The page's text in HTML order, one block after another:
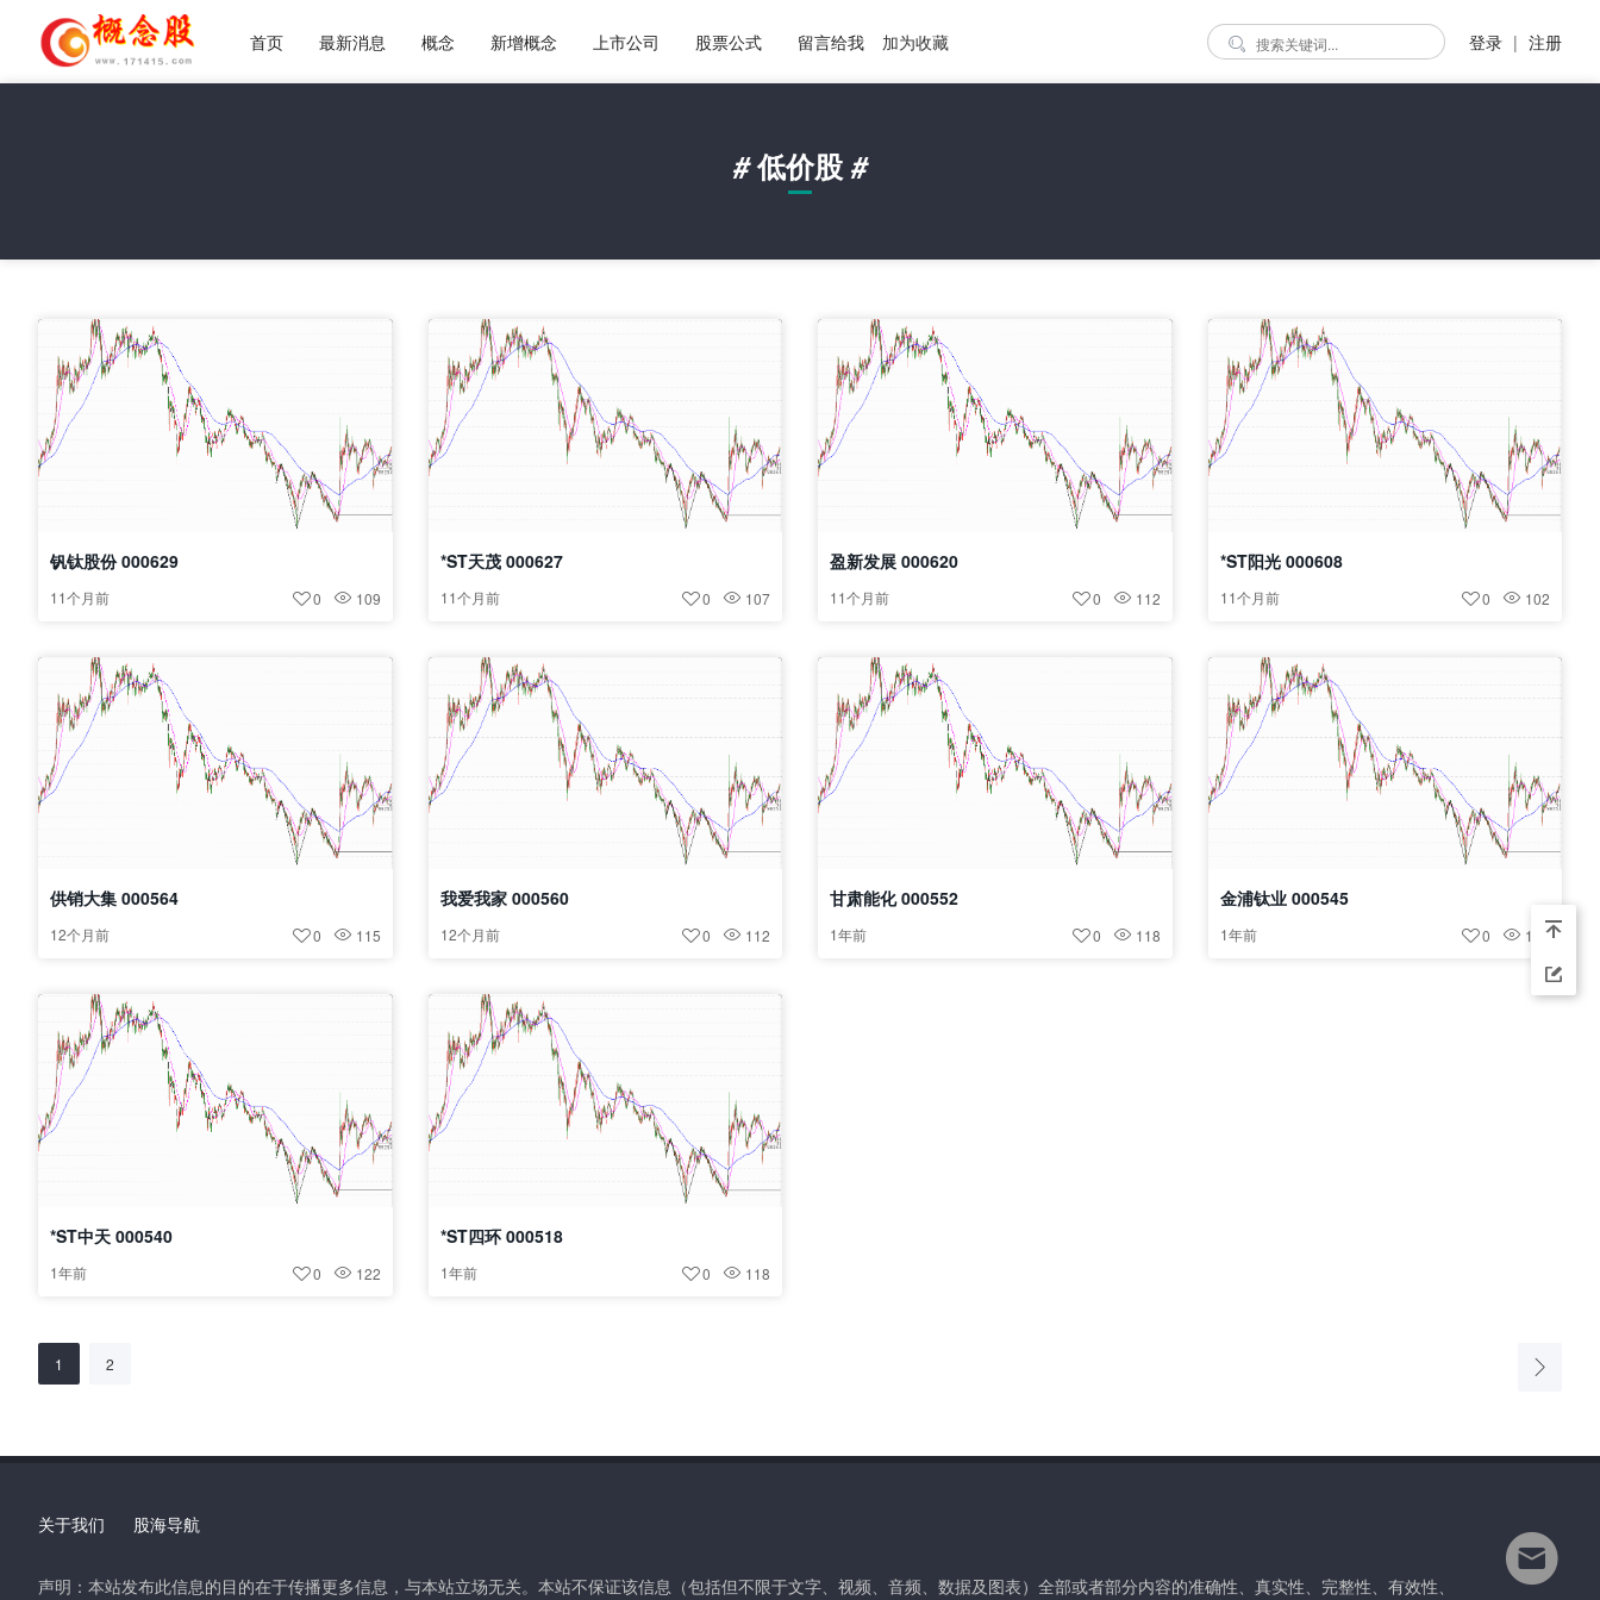
首页 最新消息 概念 新增概念 上市公司 股票公式 留言给我 加为收藏 登录 | 注册
#低价股 #
钒钛股份 000629
11个月前 109
0
*ST天茂 000627
11个月前 107
0
盈新发展 000620
11个月前 112
0
*ST阳光 000608
11个月前 102
0
供销大集 000564
12个月前 115
0
我爱我家 000560
12个月前 112
0
甘肃能化 000552
1年前 118
0
金浦钛业 000545
1年前 134
0
*ST中天 000540
1年前 122
0
*ST四环 000518
1年前 118
0
文第1 第
2
关于我们 股海导航
声明：本站发布此信息的目的在于传播更多信息，与本站立场无关。本站不保证该信息（包括但不限于文字、视频、音频、数据及图表）全部或者部分内容的准确性、真实性、完整性、有效性、